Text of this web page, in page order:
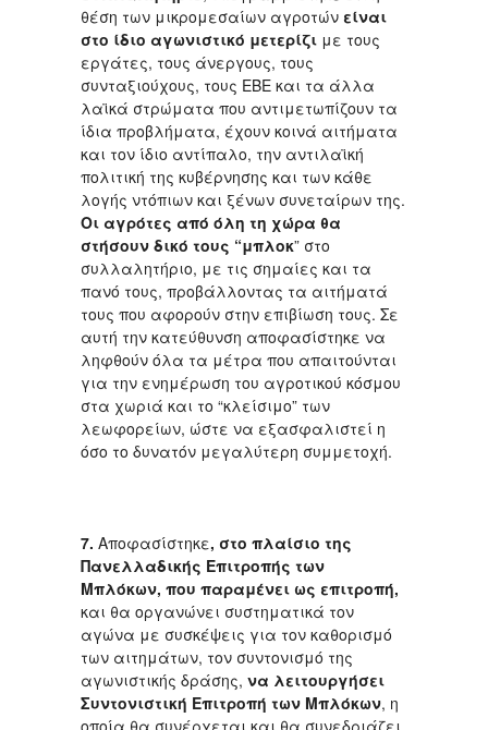
θέση των μικρομεσαίων αγροτών είναι
στο ίδιο αγωνιστικό μετερίζι με τους
εργάτες, τους άνεργους, τους
συνταξιούχους, τους ΕΒΕ και τα άλλα
λαϊκά στρώματα που αντιμετωπίζουν τα
ίδια προβλήματα, έχουν κοινά αιτήματα
και τον ίδιο αντίπαλο, την αντιλαϊκή
πολιτική της κυβέρνησης και των κάθε
λογής ντόπιων και ξένων συνεταίρων της.
Οι αγρότες από όλη τη χώρα θα
στήσουν δικό τους “μπλοκ” στο
συλλαλητήριο, με τις σημαίες και τα
πανό τους, προβάλλοντας τα αιτήματά
τους που αφορούν στην επιβίωση τους. Σε
αυτή την κατεύθυνση αποφασίστηκε να
ληφθούν όλα τα μέτρα που απαιτούνται
για την ενημέρωση του αγροτικού κόσμου
στα χωριά και το “κλείσιμο” των
λεωφορείων, ώστε να εξασφαλιστεί η
όσο το δυνατόν μεγαλύτερη συμμετοχή.
7. Αποφασίστηκε, στο πλαίσιο της
Πανελλαδικής Επιτροπής των
Μπλόκων, που παραμένει ως επιτροπή,
και θα οργανώνει συστηματικά τον
αγώνα με συσκέψεις για τον καθορισμό
των αιτημάτων, τον συντονισμό της
αγωνιστικής δράσης, να λειτουργήσει
Συντονιστική Επιτροπή των Μπλόκων, η
οποία θα συνέρχεται και θα συνεδριάζει